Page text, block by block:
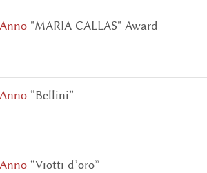
"MARIA CALLAS" Award
“Bellini”
“Viotti d’oro”